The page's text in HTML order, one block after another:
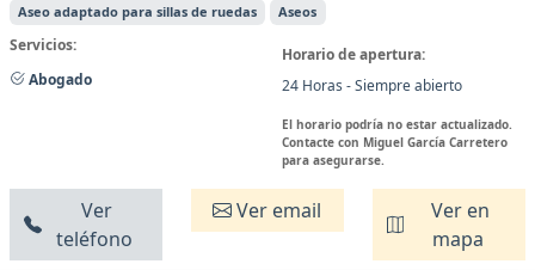
Aseo adaptado para sillas de ruedas Aseos
Servicios:
Abogado
Horario de apertura:
24 Horas - Siempre abierto
El horario podría no estar actualizado.
Contacte con Miguel García Carretero
para asegurarse.
Ver
teléfono
Ver email
Ver en
mapa